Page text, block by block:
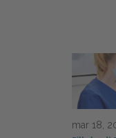
mar 18,